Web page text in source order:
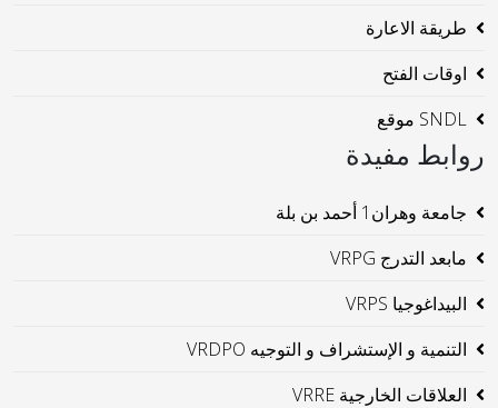
طريقة الاعارة
اوقات الفتح
SNDL موقع
روابط مفيدة
جامعة وهران1 أحمد بن بلة
مابعد التدرج VRPG
البيداغوجيا VRPS
التنمية و الإستشراف و التوجيه VRDPO
العلاقات الخارجية VRRE